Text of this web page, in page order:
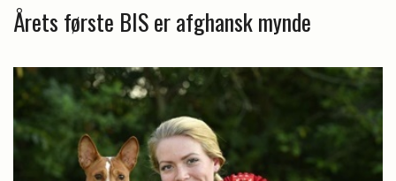
Årets første BIS er afghansk mynde